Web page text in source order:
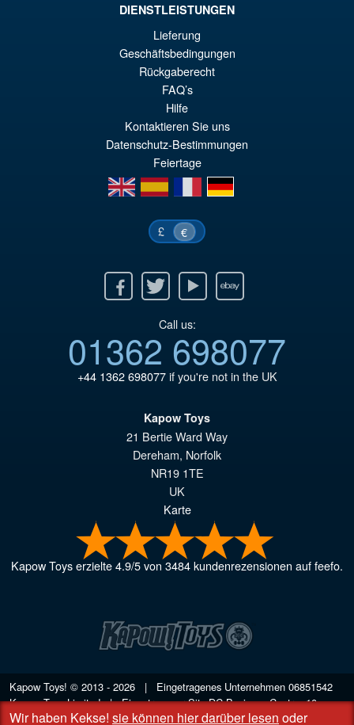
PRE ORDENA
DIENSTLEISTUNGEN
Lieferung
Geschäftsbedingungen
Rückgaberecht
FAQ’s
Hilfe
Kontaktieren Sie uns
Datenschutz-Bestimmungen
Feiertage
en
es fr de
£ €
Twitter Youtube Ebay
Call us:
01362 698077
+44 1362 698077if you're not in the UK
Kapow Toys
21 Bertie Ward Way
Dereham, Norfolk
NR19 1TE
UK
Karte
Kapow Toyserzielte4.9/5von 3484kundenrezensionen auf feefo.
Kapow Toys! © 2013 - 2026 | Eingetragenes Unternehmen 06851542
Kapow Toys Limited | Eingetragener Sitz DC Business Centre, 10
Charles Wood Rd, Rash's Green, Dereham, Norfolk NR19 1SX | VAT
Wir haben Kekse! sie können hier darüber lesen oder